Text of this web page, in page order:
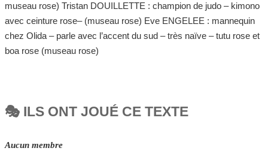
museau rose) Tristan DOUILLETTE : champion de judo – kimono
avec ceinture rose– (museau rose) Eve ENGELEE : mannequin
chez Olida – parle avec l’accent du sud – très naïve – tutu rose et
boa rose (museau rose)
🎭 ILS ONT JOUÉ CE TEXTE
Aucun membre